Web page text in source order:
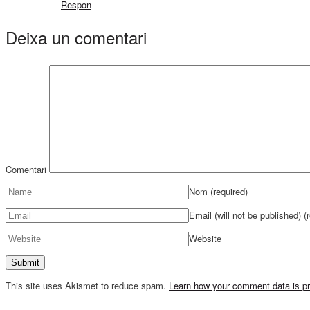
Respon
Deixa un comentari
Comentari
Nom (required)
Email (will not be published)
Website
This site uses Akismet to reduce spam. Learn how your comment data is